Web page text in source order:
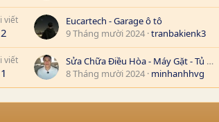
viết
2
Eucartech - Garage ô tô
9 Tháng mười 2024 tranbakienk3
viết
1
Sửa Chữa Điều Hòa - Máy Gặt - Tủ Lạnh
8 Tháng mười 2024 minhanhhvg